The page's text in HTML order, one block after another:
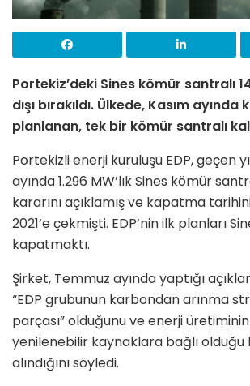
Portekiz’deki Sines kömür santralı
dışı bırakıldı. Ülkede, Kasım ayında
planlanan, tek bir kömür santralı
Portekizli enerji kuruluşu EDP, geçen
ayında 1.296 MW’lık Sines kömür
kararını açıklamış ve kapatma
2021’e çekmişti. EDP’nin ilk planları
kapatmaktı.
Şirket, Temmuz ayında yaptığı
“EDP grubunun karbondan arınma
parçası” olduğunu ve enerji
yenilenebilir kaynaklara bağlı
alındığını söyledi.